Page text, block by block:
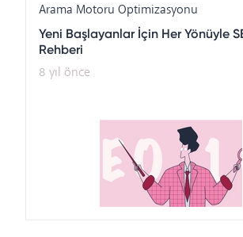
Arama Motoru Optimizasyonu
Yeni Başlayanlar İçin Her Yönüyle
Rehberi
8 yıl önce